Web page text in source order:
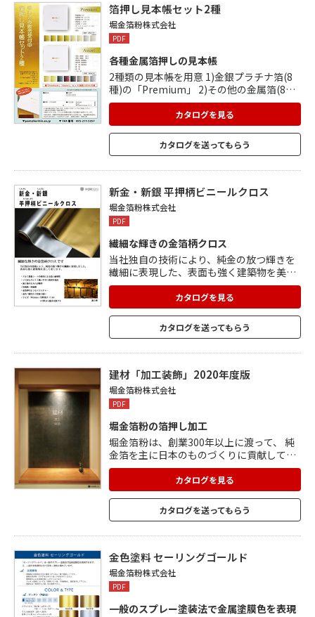
箔押し見本帳セット2種
堀金箔粉株式会社
PDF
各種金属箔押しの見本帳
2種類の見本帳を用意 1)金銀プラチナ箔(8
種)の「Premium」 2)その他の金属箔(8種)
の「Assort」 箔押し見本帳セット2種 申込
販売受付中です。 お気軽にお申込みくださ
い。
カタログを見る
カタログを送ってもらう
新金・新銀 平押柄ビニールクロス
堀金箔粉株式会社
PDF
繊細な輝きの金箔柄クロス
当社独自の技術により、純金の放つ輝きを
繊細に表現した、表面も強く建築物を美し
く彩るクロスです。 ・アルミ蒸着シートの
使用による高い耐候性 ・シワが入りにくく
扱いやすい素材を採用 ・施工後の手入れが
簡単 ・低価格・短納期 ・金箔押のようなテ
クスチャー ・金色 / 銀色の 2 色取り扱い ・
カタログを見る
カタログを送ってもらう
建材「加工装飾」2020年度版
堀金箔粉株式会社
PDF
堀金箔粉の箔押し加工
堀金箔粉は、創業300年以上に渡って、 純
金箔を主に日本のものづくりに貢献してき
ました。 建材「加工装飾」2020年度版で
は、 様々な金箔表現をご提案しています。
和洋どちらの空間にも調和し、空間を彩り
ます。 箔は施工方法・基材により輝きや表
面の質感が 変化するとても繊細な素材で
な加工技術・制作技術でご提供します。
カタログを見る
カタログを送ってもらう
金色塗料 セーリングゴールド
堀金箔粉株式会社
PDF
一般のスプレー塗装法で金属塗膜色を表現